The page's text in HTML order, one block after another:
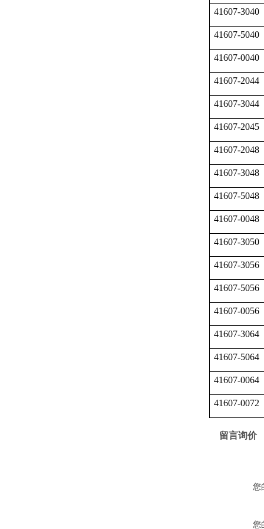
41607-3040
41607-5040
41607-0040
41607-2044
41607-3044
41607-2045
41607-2048
41607-3048
41607-5048
41607-0048
41607-3050
41607-3056
41607-5056
41607-0056
41607-3064
41607-5064
41607-0064
41607-0072
留言询价
您
您